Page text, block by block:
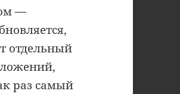
—
отдельный
раз самый